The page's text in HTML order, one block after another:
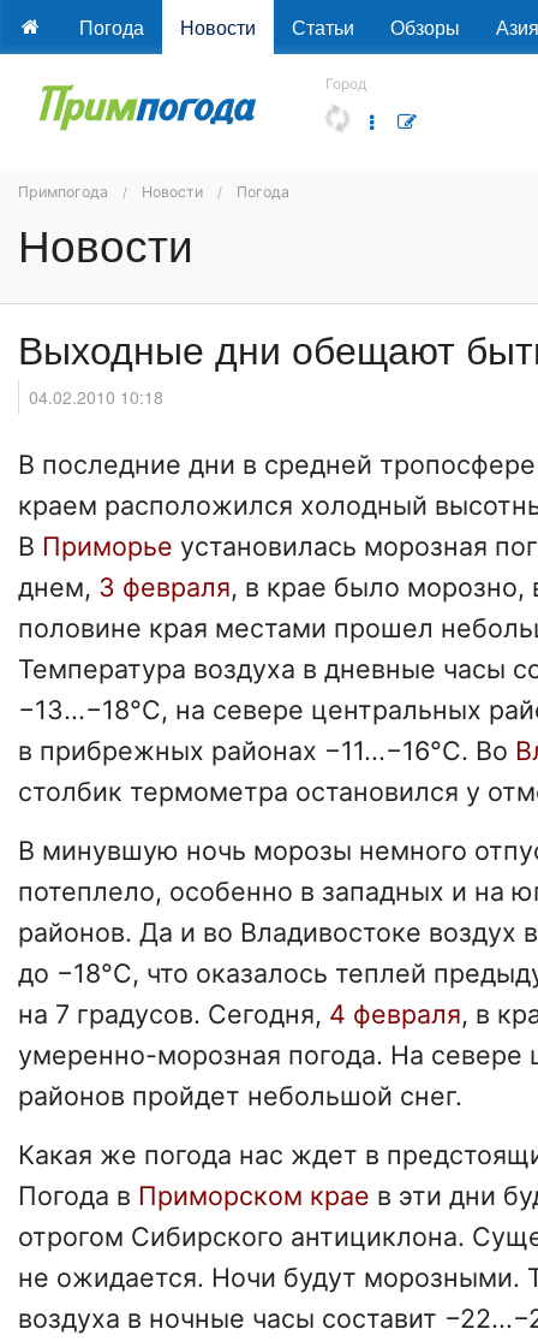
Погода Новости Статьи Обзоры Азия
Город
Примпогода Новости Погода
Новости
Выходные дни обещают
04.02.2010 10:18
В последние дни в средней
краем расположился холодный
В Приморье установилась морозная
днем, 3 февраля, в крае было морозно,
половине края местами прошел
Температура воздуха в дневные часы
−13...−18°C, на севере центральных
в прибрежных районах −11...−16°C. Во
столбик термометра остановился у
В минувшую ночь морозы немного
потеплело, особенно в западных и на
районов. Да и во Владивостоке воздух
до −18°C, что оказалось теплей
на 7 градусов. Сегодня, 4 февраля, в
умеренно-морозная погода. На севере
районов пройдет небольшой снег.
Какая же погода нас ждет в
Погода в Приморском крае в эти дни
отрогом Сибирского антициклона.
не ожидается. Ночи будут морозными.
воздуха в ночные часы составит